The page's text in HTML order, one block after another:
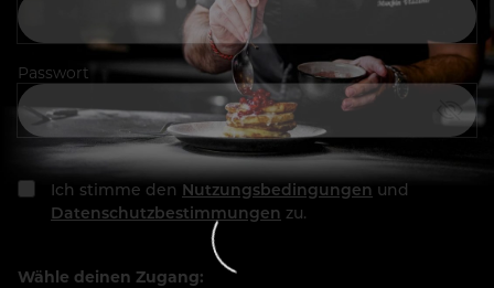
Passwort
Ich stimme den Nutzungsbedingungen und
Datenschutzbestimmungen zu.
Wähle deinen Zugang: